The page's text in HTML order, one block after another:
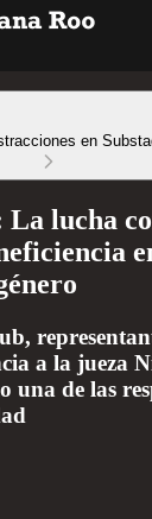
en
lucha
a la jueza
una de las